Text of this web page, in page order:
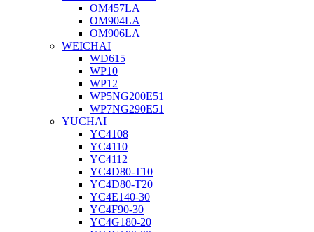
OM457LA
OM904LA
OM906LA
WEICHAI
WD615
WP10
WP12
WP5NG200E51
WP7NG290E51
YUCHAI
YC4108
YC4110
YC4112
YC4D80-T10
YC4D80-T20
YC4E140-30
YC4F90-30
YC4G180-20